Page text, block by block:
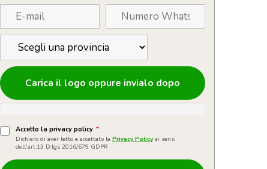
Carica il logo oppure invialo dopo
Accetto la privacy policy *
Dichiaro di aver letto e accettato la Privacy Policy ai sensi
dell'art.13 D.lgs 2016/679 GDPR